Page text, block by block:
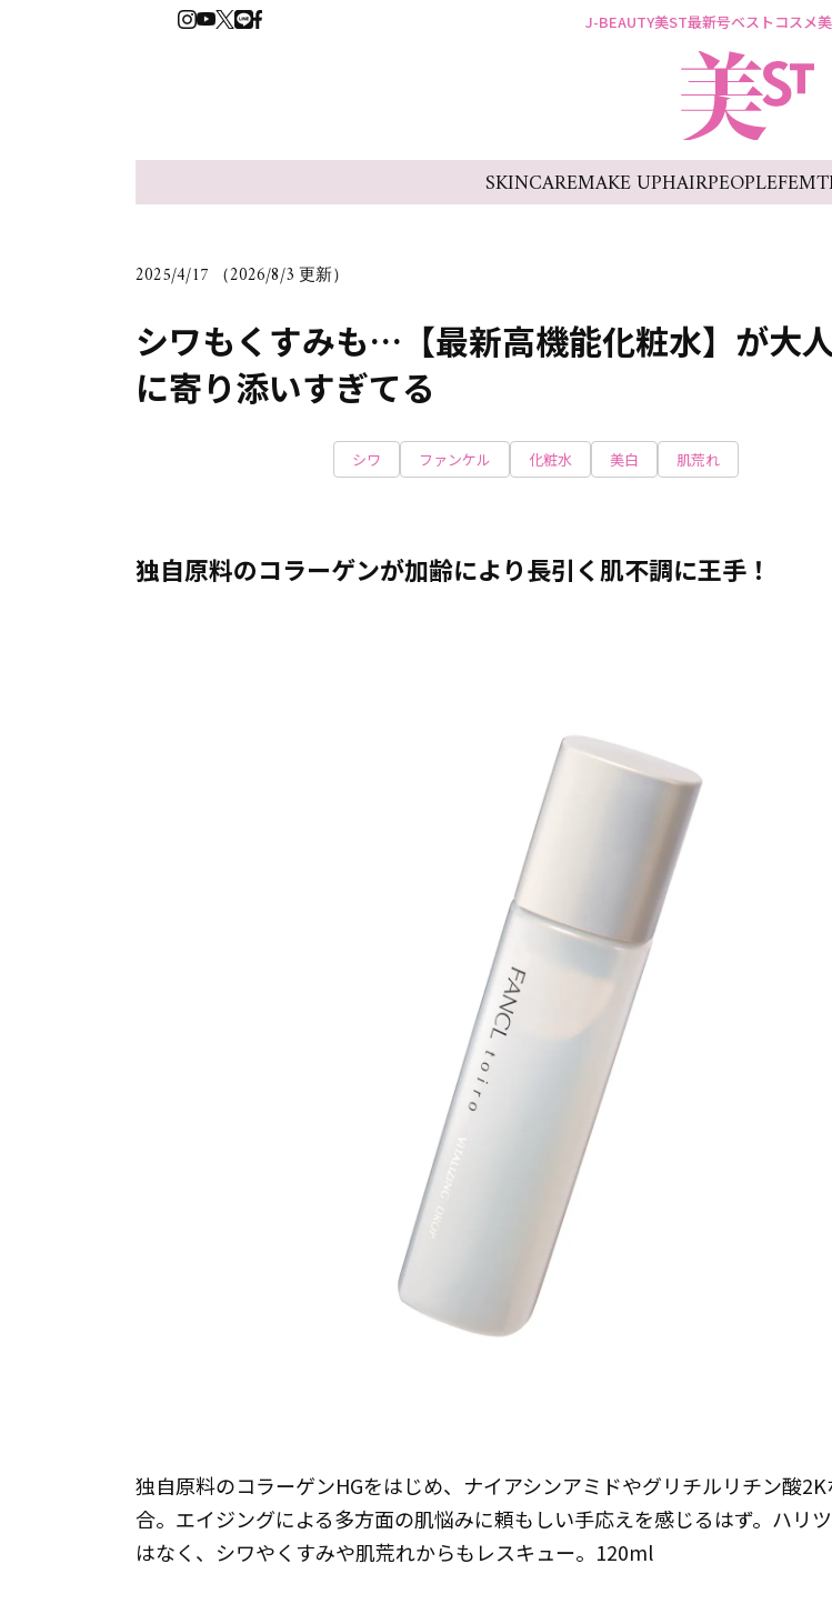
J-BEAUTY美ST最新号ベストコスメ
SKINCAREMAKE UPHAIRPEOPLE
2025/4/17 （2026/8/3 更新）
シワもくすみも…【最新高機能化粧水】が大
に寄り添いすぎてる
シワ ファンケル 化粧水 美白 肌荒れ
独自原料のコラーゲンが加齢により長引く肌不調に王手！
独自原料のコラーゲンHGをはじめ、ナイアシンアミドやグリチルリチン酸
合。エイジングによる多方面の肌悩みに頼もしい手応えを感じるはず。ハリ
はなく、シワやくすみや肌荒れからもレスキュー。120ml